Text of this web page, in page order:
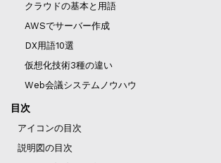
クラウドの基本と用語
AWSでサーバー作成
DX用語10選
仮想化技術3種の違い
Web会議システムノウハウ
目次
アイコンの目次
説明図の目次